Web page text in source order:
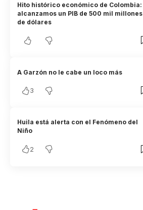
Hito histórico económico de Colombia:
alcanzamos un PIB de 500 mil millones
de dólares
A Garzón no le cabe un loco más
3
Huila está alerta con el Fenómeno del
Niño
2